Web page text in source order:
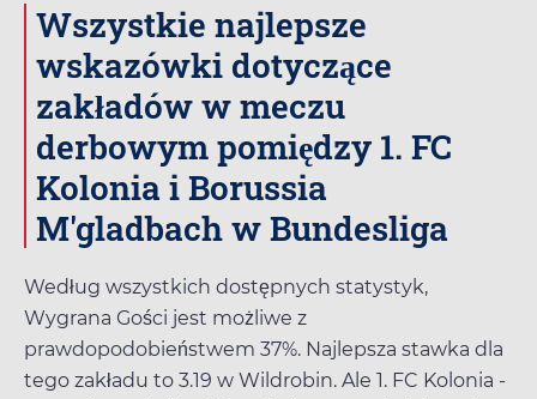
Wszystkie najlepsze
wskazówki dotyczące
zakładów w meczu
derbowym pomiędzy 1. FC
Kolonia i Borussia
M'gladbach w Bundesliga
Według wszystkich dostępnych statystyk,
Wygrana Gości jest możliwe z
prawdopodobieństwem 37%. Najlepsza stawka dla
tego zakładu to 3.19 w Wildrobin. Ale 1. FC Kolonia -